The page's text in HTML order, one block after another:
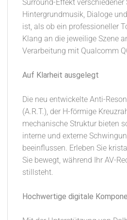
Surround-Effekt
Hintergrundmusik, Dialoge
ist, als ob ein professioneller
Klang an die jeweilige Szene
Verarbeitung mit Qualcomm
Auf Klarheit ausgelegt
Die neu entwickelte Anti-
(A.R.T.), der H-förmige
mechanische Struktur bieten
interne und externe
beeinflussen. Erleben Sie
Sie bewegt, während Ihr AV-
stillsteht.
Hochwertige digitale